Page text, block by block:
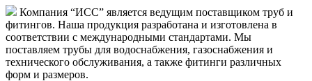
Компания “ИСС” является ведущим поставщиком труб и
фитингов. Наша продукция разработана и изготовлена в
соответствии с международными стандартами. Мы
поставляем трубы для водоснабжения, газоснабжения и
технического обслуживания, а также фитинги различных
форм и размеров.